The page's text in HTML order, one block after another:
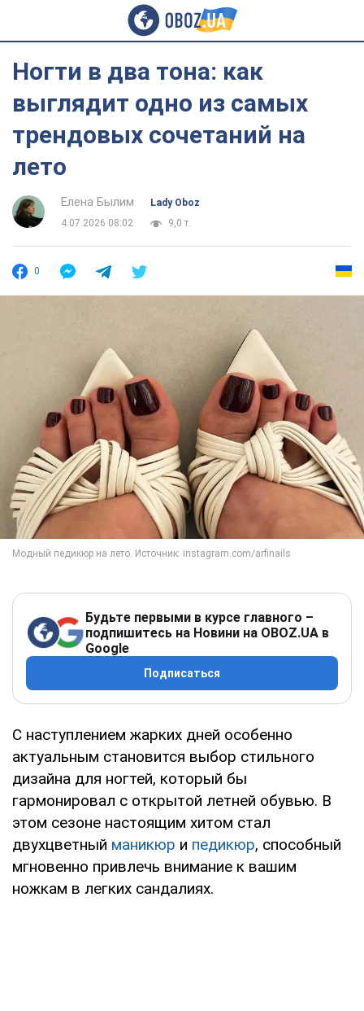
Ногти в два тона: как
выглядит одно из самых
трендовых сочетаний на
лето
Елена Былим
Lady Oboz
4.07.2026 08:02
9,0 т.
0
Будьте первыми в курсе главного –
подпишитесь на Новини на OBOZ.UA в
Google
Подписаться
С наступлением жарких дней особенно
актуальным становится выбор стильного
дизайна для ногтей, который бы
гармонировал с открытой летней обувью. В
этом сезоне настоящим хитом стал
двухцветный маникюр и педикюр, способный
мгновенно привлечь внимание к вашим
ножкам в легких сандалиях.